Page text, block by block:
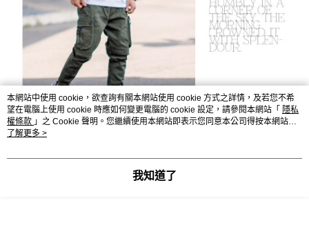
本網站中使用 cookie，欲查詢有關本網站使用 cookie 方式之詳情，及若您不希
望在電腦上使用 cookie 時應如何變更電腦的 cookie 設定，請參閱本網站「 隱私
權條款 」之 Cookie 聲明。您繼續使用本網站即表示您同意本公司得按本網站使
用條款之 Cookie 聲明使用 cookie。
了解更多 >
我知道了